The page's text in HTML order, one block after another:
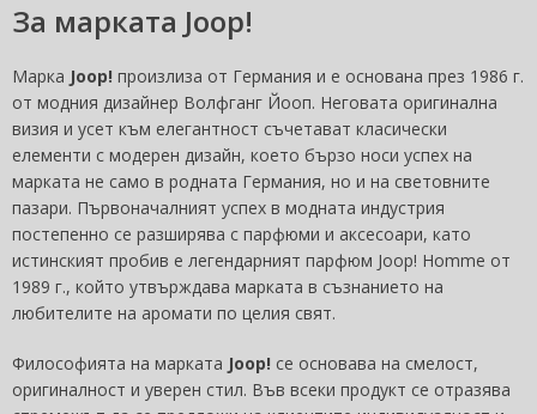
За марката Joop!
Марка Joop! произлиза от Германия и е основана през 1986 г.
от модния дизайнер Волфганг Йооп. Неговата оригинална
визия и усет към елегантност съчетават класически
елементи с модерен дизайн, което бързо носи успех на
марката не само в родната Германия, но и на световните
пазари. Първоначалният успех в модната индустрия
постепенно се разширява с парфюми и аксесоари, като
истинският пробив е легендарният парфюм Joop! Homme от
1989 г., който утвърждава марката в съзнанието на
любителите на аромати по целия свят.
Философията на марката Joop! се основава на смелост,
оригиналност и уверен стил. Във всеки продукт се отразява